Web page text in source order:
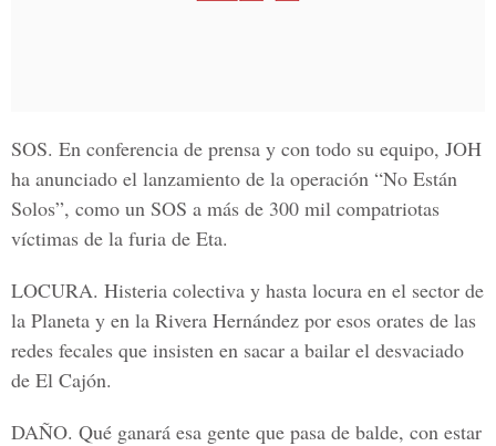
SOS. En conferencia de prensa y con todo su equipo, JOH
ha anunciado el lanzamiento de la operación “No Están
Solos”, como un SOS a más de 300 mil compatriotas
víctimas de la furia de Eta.
LOCURA. Histeria colectiva y hasta locura en el sector de
la Planeta y en la Rivera Hernández por esos orates de las
redes fecales que insisten en sacar a bailar el desvaciado
de El Cajón.
DAÑO. Qué ganará esa gente que pasa de balde, con estar